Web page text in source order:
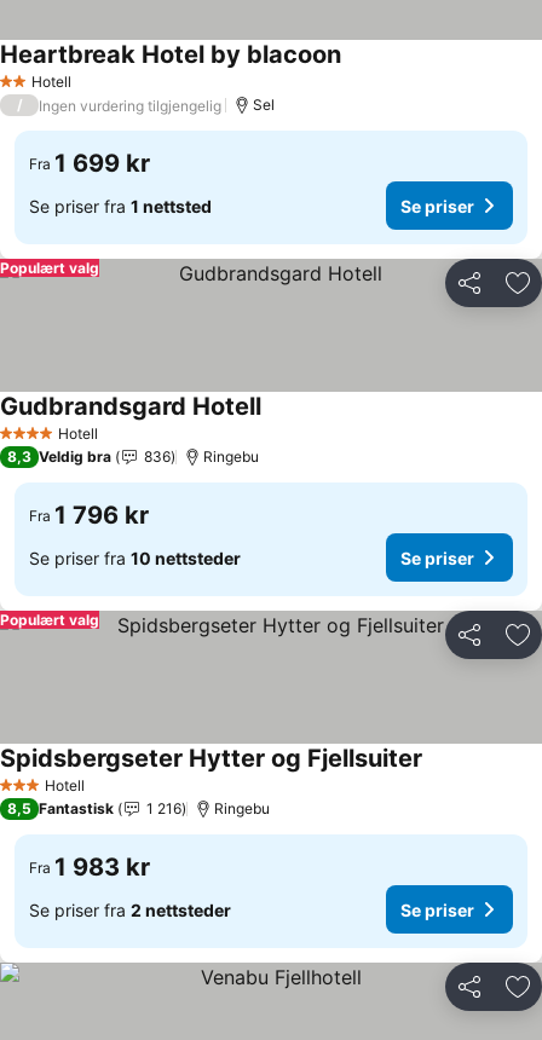
2 Stjerner
Hotell
Heartbreak Hotel by blacoon
/ Ingen vurdering tilgjengelig Sel
Fra 1 699 kr
Se priser fra 1 nettsted Se priser
Del
Populært valg
4 StjernerHotell
Gudbrandsgard Hotell
8,3 Veldig bra 836 Ringebu
Fra 1 796 kr
Se priser fra 10 nettsteder Se priser
Del
Populært valg
3 StjernerHotell
Spidsbergseter Hytter og Fjellsuiter
8,5 Fantastisk 1 216 Ringebu
Fra 1 983 kr
Se priser fra 2 nettsteder Se priser
Del